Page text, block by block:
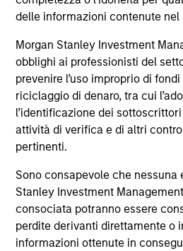
delle informazioni contenute nel
Morgan Stanley Investment
obblighi ai professionisti del
prevenire l’uso improprio di
riciclaggio di denaro, tra cui
l’identificazione dei
attività di verifica e di altri
pertinenti.
Sono consapevole che nessuna
Stanley Investment
consociata potranno essere
perdite derivanti direttamente o
informazioni ottenute in
all’emissione e al rimborso delle
Investment Management Limited
Il valore degli investimenti e i
possono aumentare come
non
recuperare l'importo investito.
I dati di performance per i
inferiore a un anno non sono
calcolate al netto delle
da inizio anno non sono
altre classi di azioni, se disponibili,
diverse. Prima di investire si
attentamente gli obiettivi
commissioni e le spese del